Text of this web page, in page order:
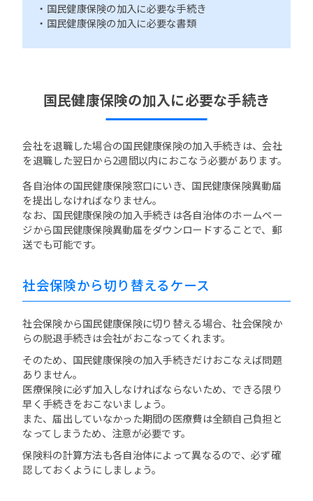
・国民健康保険の加入に必要な手続き
・国民健康保険の加入に必要な書類
国民健康保険の加入に必要な手続き
会社を退職した場合の国民健康保険の加入手続きは、会社
を退職した翌日から2週間以内におこなう必要があります。
各自治体の国民健康保険窓口にいき、国民健康保険異動届
を提出しなければなりません。
なお、国民健康保険の加入手続きは各自治体のホームペー
ジから国民健康保険異動届をダウンロードすることで、郵
送でも可能です。
社会保険から切り替えるケース
社会保険から国民健康保険に切り替える場合、社会保険か
らの脱退手続きは会社がおこなってくれます。
そのため、国民健康保険の加入手続きだけおこなえば問題
ありません。
医療保険に必ず加入しなければならないため、できる限り
早く手続きをおこないましょう。
また、届出していなかった期間の医療費は全額自己負担と
なってしまうため、注意が必要です。
保険料の計算方法も各自治体によって異なるので、必ず確
認しておくようにしましょう。